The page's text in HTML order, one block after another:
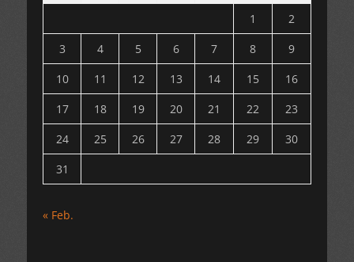
1
2
3
4 5 6 7 8
9
10
11 12 13 14 15
16
17
18 19 20 21 22
23
24
25 26 27 28 29
30
31
« Feb.